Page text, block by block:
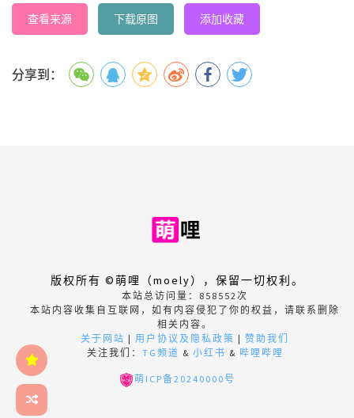
查看来源 下载原图 添加收藏
分享到：
版权所有 ©萌哩（moely），保留一切权利。
本站总访问量： 858552次
本站内容收集自互联网，如有内容侵犯了你的权益，请联系删除
相关内容。
关于网站 | 用户协议及隐私政策 | 赞助我们
关注我们： TG频道 & 小红书 & 哔哩哔哩
萌ICP备20240000号